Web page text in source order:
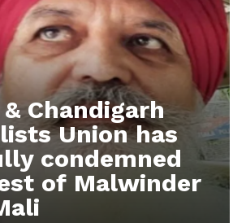
Chandigarh
Union has
condemned
of Malwinder